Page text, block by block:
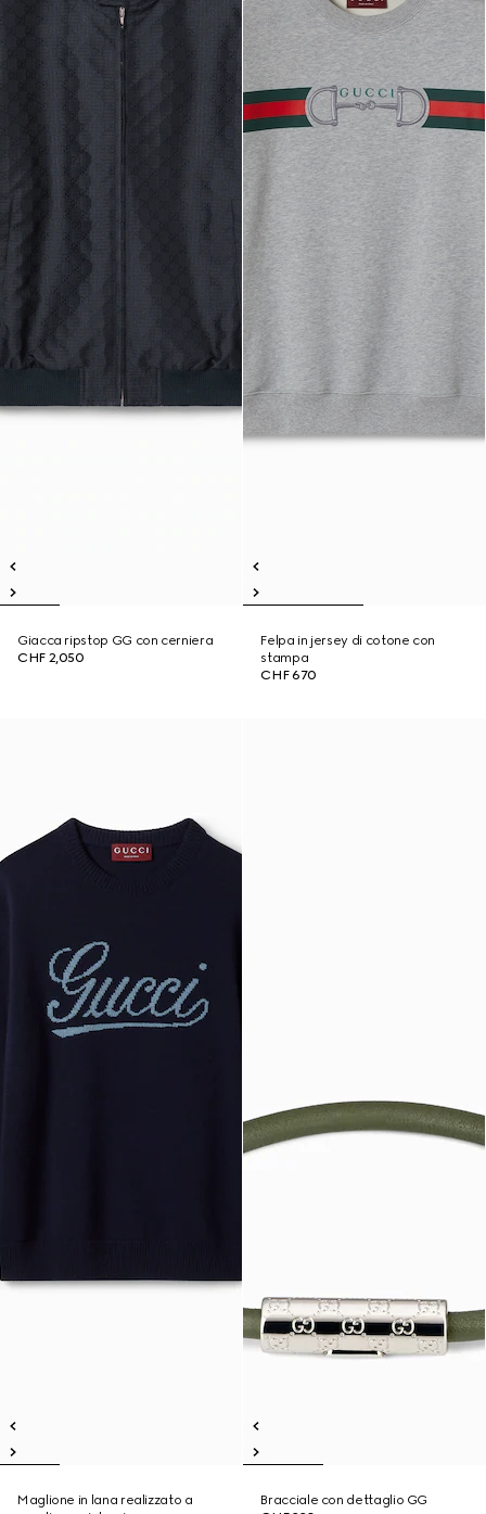
Giacca ripstop GG con cerniera
CHF 2,050
Felpa in jersey di cotone con
stampa
CHF 670
Maglione in lana realizzato a
Bracciale con dettaglio GG